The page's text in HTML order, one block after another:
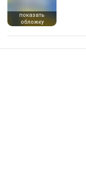
показать
обложку